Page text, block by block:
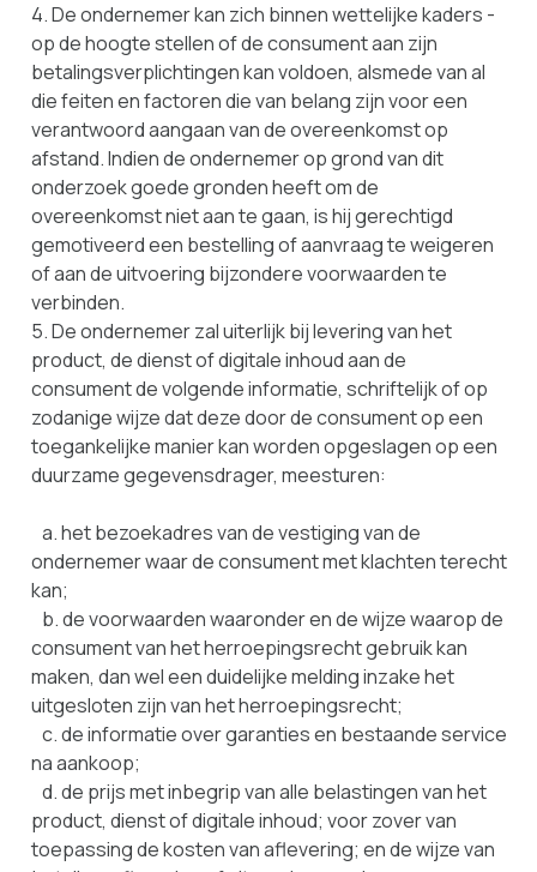
4. De ondernemer kan zich binnen wettelijke kaders -
op de hoogte stellen of de consument aan zijn
betalingsverplichtingen kan voldoen, alsmede van al
die feiten en factoren die van belang zijn voor een
verantwoord aangaan van de overeenkomst op
afstand. Indien de ondernemer op grond van dit
onderzoek goede gronden heeft om de
overeenkomst niet aan te gaan, is hij gerechtigd
gemotiveerd een bestelling of aanvraag te weigeren
of aan de uitvoering bijzondere voorwaarden te
verbinden.
5. De ondernemer zal uiterlijk bij levering van het
product, de dienst of digitale inhoud aan de
consument de volgende informatie, schriftelijk of op
zodanige wijze dat deze door de consument op een
toegankelijke manier kan worden opgeslagen op een
duurzame gegevensdrager, meesturen:
a. het bezoekadres van de vestiging van de
ondernemer waar de consument met klachten terecht
kan;
b. de voorwaarden waaronder en de wijze waarop de
consument van het herroepingsrecht gebruik kan
maken, dan wel een duidelijke melding inzake het
uitgesloten zijn van het herroepingsrecht;
c. de informatie over garanties en bestaande service
na aankoop;
d. de prijs met inbegrip van alle belastingen van het
product, dienst of digitale inhoud; voor zover van
toepassing de kosten van aflevering; en de wijze van